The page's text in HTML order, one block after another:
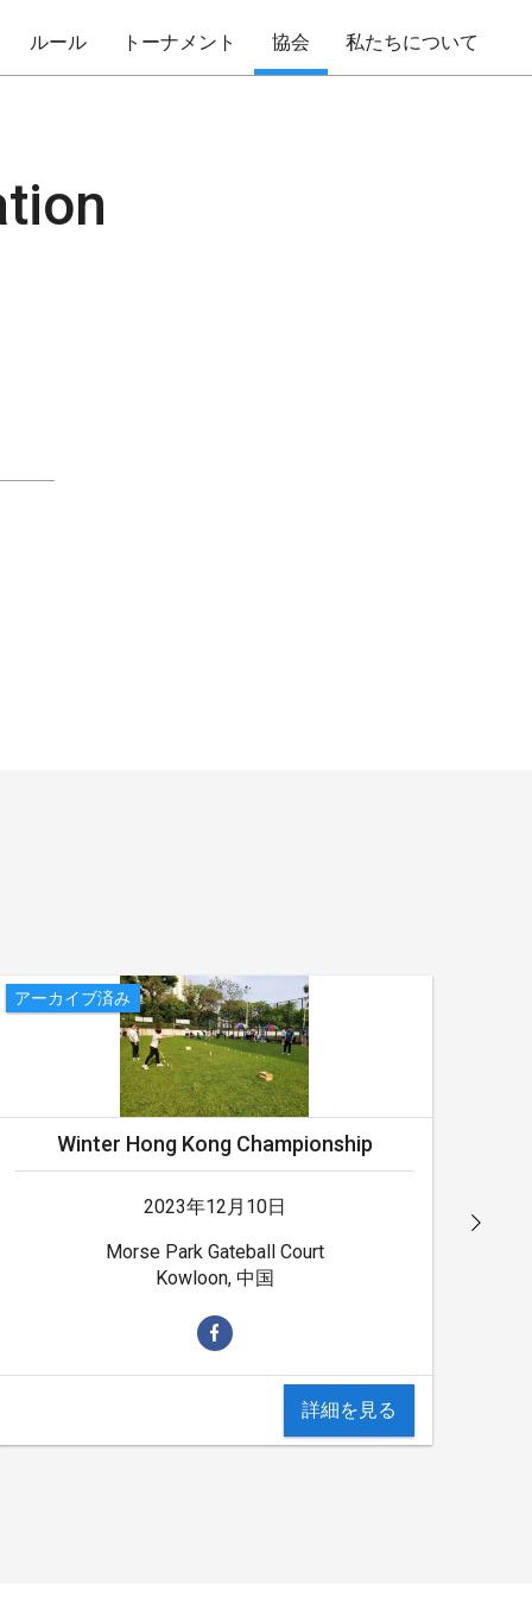
ルール トーナメント 協会 私たちについて
アーカイブ済み
Winter Hong Kong Championship
2023年12月10日
Morse Park Gateball Court
Kowloon, 中国
詳細を見る